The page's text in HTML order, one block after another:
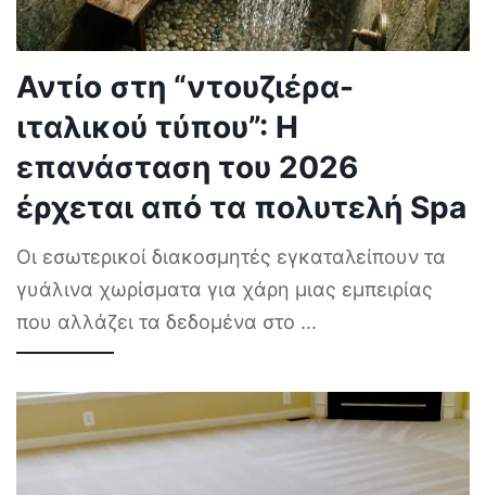
Αντίο στη “ντουζιέρα-
ιταλικού τύπου”: Η
επανάσταση του 2026
έρχεται από τα πολυτελή Spa
Οι εσωτερικοί διακοσμητές εγκαταλείπουν τα
γυάλινα χωρίσματα για χάρη μιας εμπειρίας
που αλλάζει τα δεδομένα στο ...